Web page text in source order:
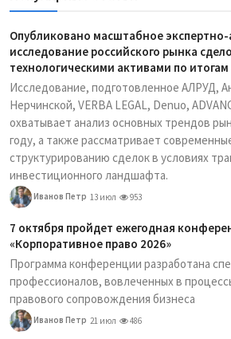
Опубликовано масштабное
исследование российского рынка
технологическими активами по итогам
Исследование, подготовленное АЛРУД,
Нерчинской, VERBA LEGAL, Denuo,
охватывает анализ основных трендов
году, а также рассматривает
структурированию сделок в условиях
инвестиционного ландшафта.
Иванов Петр 13 июл 953
7 октября пройдет ежегодная
«Корпоративное право 2026»
Программа конференции разработана
профессионалов, вовлеченных в
правового сопровождения бизнеса
Иванов Петр 21 июл 486